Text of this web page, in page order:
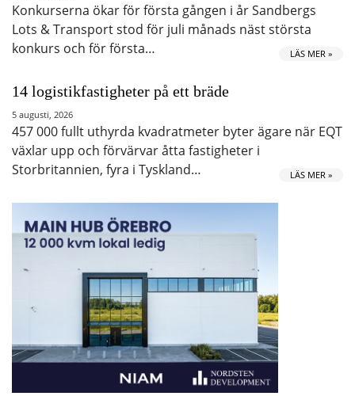
Konkurserna ökar för första gången i år Sandbergs
Lots & Transport stod för juli månads näst största
konkurs och för första…
LÄS MER »
14 logistikfastigheter på ett bräde
5 augusti, 2026
457 000 fullt uthyrda kvadratmeter byter ägare när EQT
växlar upp och förvärvar åtta fastigheter i
Storbritannien, fyra i Tyskland…
LÄS MER »